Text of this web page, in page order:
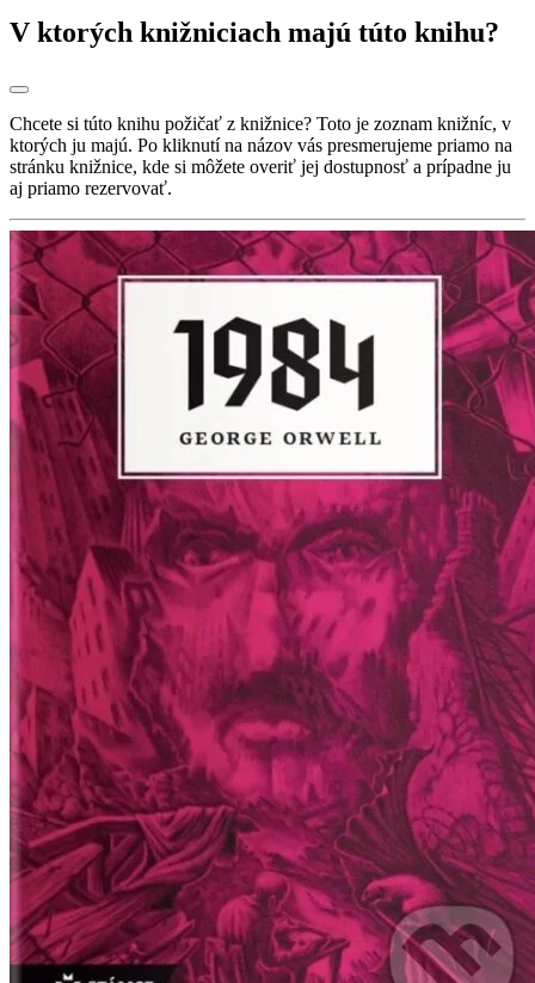
V ktorých knižniciach majú túto knihu?
Chcete si túto knihu požičať z knižnice? Toto je zoznam knižníc, v
ktorých ju majú. Po kliknutí na názov vás presmerujeme priamo na
stránku knižnice, kde si môžete overiť jej dostupnosť a prípadne ju
aj priamo rezervovať.